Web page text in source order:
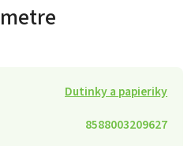
Dutinky a papieriky
8588003209627